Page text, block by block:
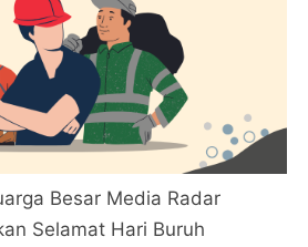
Besar Media Radar
Selamat Hari Buruh